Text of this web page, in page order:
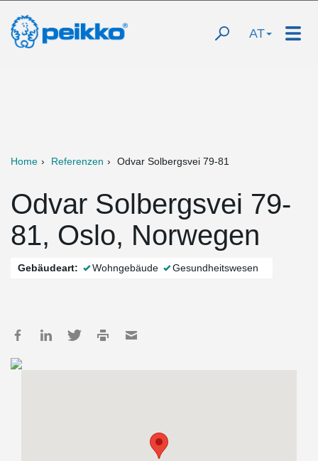
AT
Home Referenzen Odvar Solbergsvei 79-81
Odvar Solbergsvei 79-
81, Oslo, Norwegen
Gebäudeart: Wohngebäude Gesundheitswesen